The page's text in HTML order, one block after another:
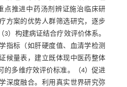
点推进中药汤剂辨证施治临床研
方案的优势人群筛选研究，逐步
3）构建病证结合疗效评价体系。
指标（如肝硬度值、血清学检测
候量表，建立既体现中医药整体
的多维疗效评价标准。（4）促进
深度融合。利用真实世界研究弥